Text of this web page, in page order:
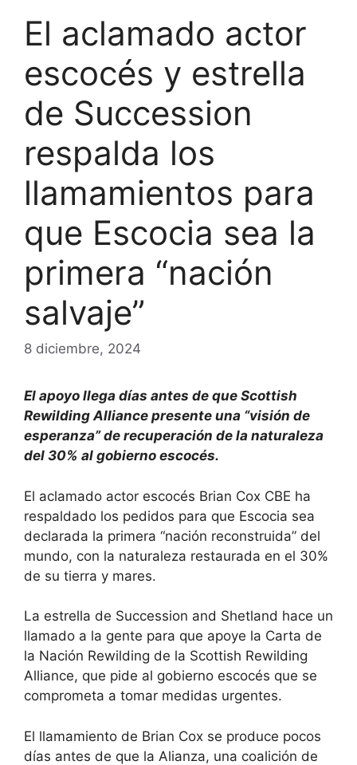
El aclamado actor
escocés y estrella
de Succession
respalda los
llamamientos para
que Escocia sea la
primera “nación
salvaje”
8 diciembre, 2024
El apoyo llega días antes de que Scottish
Rewilding Alliance presente una “visión de
esperanza” de recuperación de la naturaleza
del 30% al gobierno escocés.
El aclamado actor escocés Brian Cox CBE ha
respaldado los pedidos para que Escocia sea
declarada la primera “nación reconstruida” del
mundo, con la naturaleza restaurada en el 30%
de su tierra y mares.
La estrella de Succession and Shetland hace un
llamado a la gente para que apoye la Carta de
la Nación Rewilding de la Scottish Rewilding
Alliance, que pide al gobierno escocés que se
comprometa a tomar medidas urgentes.
El llamamiento de Brian Cox se produce pocos
días antes de que la Alianza, una coalición de